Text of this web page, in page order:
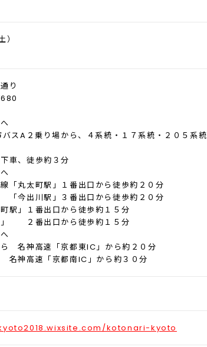
り
スA２乗り場から、４系統・１７系統・２０５系統
車、徒歩約３分
「丸太町駅」１番出口から徒歩約２０分
３番出口から徒歩約２０分
駅」１番出口から徒歩約１５分
番出口から徒歩約１５分
名神高速「京都東IC」から約２０分
名神高速「京都南IC」から約３０分
kotonari-kyoto